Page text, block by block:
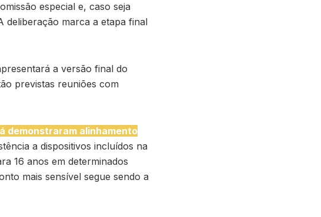
especial e, caso seja
deliberação marca a etapa final
a versão final do
previstas reuniões com
demonstraram alinhamento
a dispositivos incluídos na
16 anos em determinados
mais sensível segue sendo a